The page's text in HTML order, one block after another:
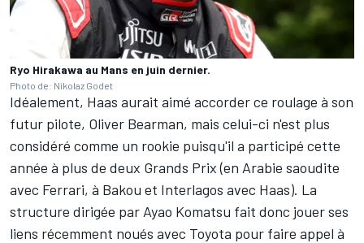
Ryo Hirakawa au Mans en juin dernier.
Photo de: Nikolaz Godet
Idéalement, Haas aurait aimé accorder ce roulage à son
futur pilote, Oliver Bearman, mais celui-ci n'est plus
considéré comme un rookie puisqu'il a participé cette
année à plus de deux Grands Prix (en Arabie saoudite
avec Ferrari, à Bakou et Interlagos avec Haas). La
structure dirigée par Ayao Komatsu fait donc jouer ses
liens récemment noués avec Toyota pour faire appel à